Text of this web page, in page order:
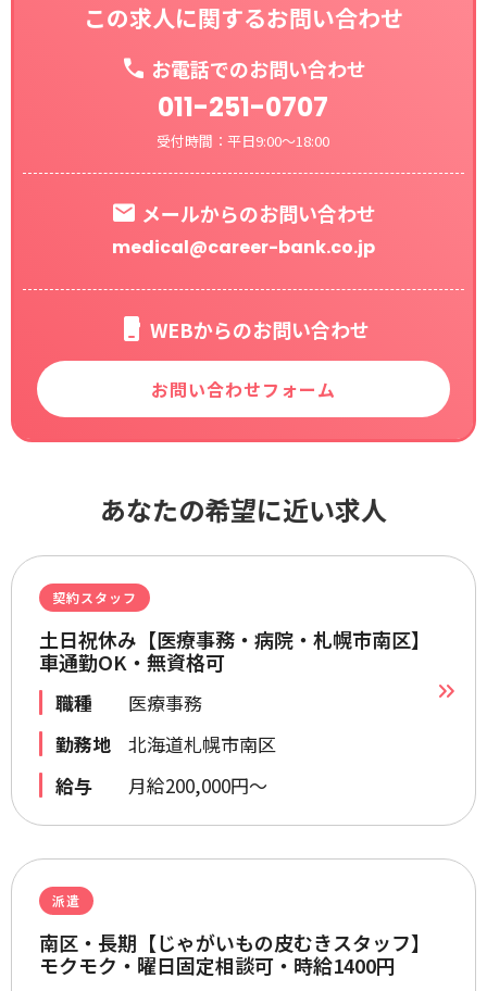
この求人に関するお問い合わせ
お電話でのお問い合わせ
011-251-0707
受付時間：平日9:00～18:00
メールからのお問い合わせ
medical@career-bank.co.jp
WEBからのお問い合わせ
お問い合わせフォーム
あなたの希望に近い求人
契約スタッフ
土日祝休み【医療事務・病院・札幌市南区】
車通勤OK・無資格可
職種
医療事務
勤務地
北海道札幌市南区
給与
月給200,000円～
派遣
南区・長期【じゃがいもの皮むきスタッフ】
モクモク・曜日固定相談可・時給1400円